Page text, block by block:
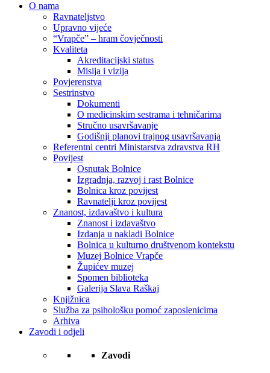
O nama
Ravnateljstvo
Upravno vijeće
“Vrapče” – hram čovječnosti
Kvaliteta
Akreditacijski status
Misija i vizija
Povjerenstva
Sestrinstvo
Dokumenti
O medicinskim sestrama i tehničarima
Stručno usavršavanje
Godišnji planovi trajnog usavršavanja
Referentni centri Ministarstva zdravstva RH
Povijest
Osnutak Bolnice
Izgradnja, razvoj i rast Bolnice
Bolnica kroz povijest
Ravnatelji kroz povijest
Znanost, izdavaštvo i kultura
Znanost i izdavaštvo
Izdanja u nakladi Bolnice
Bolnica u kulturno društvenom kontekstu
Muzej Bolnice Vrapče
Župićev muzej
Spomen biblioteka
Galerija Slava Raškaj
Knjižnica
Služba za psihološku pomoć zaposlenicima
Arhiva
Zavodi i odjeli
Zavodi